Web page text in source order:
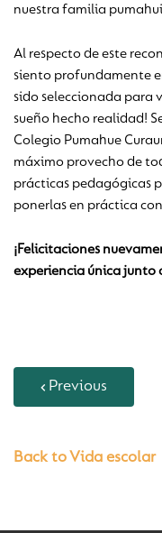
nuestra familia
Al respecto de este
siento profundamente
sido seleccionada para
sueño hecho realidad!
Colegio Pumahue
máximo provecho de
prácticas pedagógicas
ponerlas en práctica
¡Felicitaciones
experiencia única junto
Previous
Back to Vida escolar